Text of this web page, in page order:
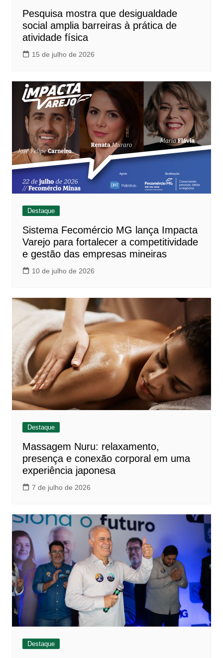
Pesquisa mostra que desigualdade
social amplia barreiras à prática de
atividade física
15 de julho de 2026
Destaque
Sistema Fecomércio MG lança Impacta
Varejo para fortalecer a competitividade
e gestão das empresas mineiras
10 de julho de 2026
Destaque
Massagem Nuru: relaxamento,
presença e conexão corporal em uma
experiência japonesa
7 de julho de 2026
Destaque